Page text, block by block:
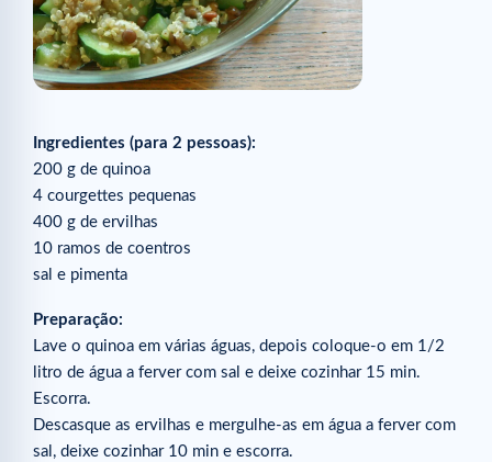
Ingredientes (para 2 pessoas):
200 g de quinoa
4 courgettes pequenas
400 g de ervilhas
10 ramos de coentros
sal e pimenta
Preparação:
Lave o quinoa em várias águas, depois coloque-o em 1/2
litro de água a ferver com sal e deixe cozinhar 15 min.
Escorra.
Descasque as ervilhas e mergulhe-as em água a ferver com
sal, deixe cozinhar 10 min e escorra.